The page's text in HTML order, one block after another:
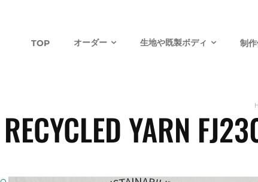
TOP オーダー 生地や既製ボディ 制
RECYCLED YARN